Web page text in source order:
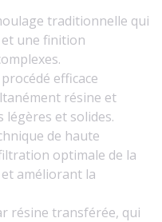
traditionnelle qui
une finition
efficace
résine et
légères et solides.
de haute
optimale de la
améliorant la
résine transférée, qui